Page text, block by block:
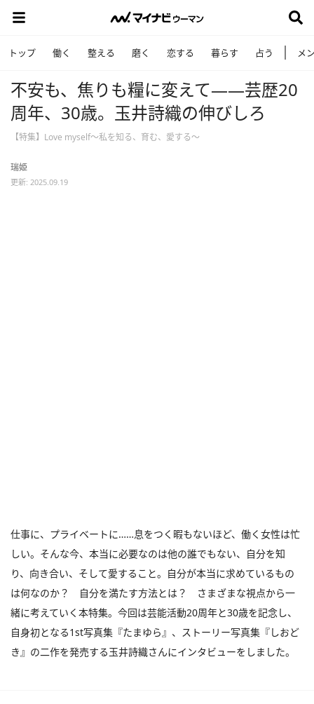
トップ 働く 整える 磨く 恋する 暮らす 占う メ
不安も、焦りも糧に変えて――芸歴20
周年、30歳。玉井詩織の伸びしろ
【特集】Love myself～私を知る、育む、愛する～
瑞姫
更新: 2025.09.19
仕事に、プライベートに……息をつく暇もないほど、働く女性は忙
しい。そんな今、本当に必要なのは他の誰でもない、自分を知
り、向き合い、そして愛すること。自分が本当に求めているもの
は何なのか？ 自分を満たす方法とは？ さまざまな視点から一
緒に考えていく本特集。今回は芸能活動20周年と30歳を記念し、
自身初となる1st写真集『たまゆら』、ストーリー写真集『しおど
き』の二作を発売する玉井詩織さんにインタビューをしました。